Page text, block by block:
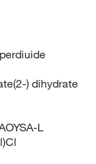
) dihydrate
L